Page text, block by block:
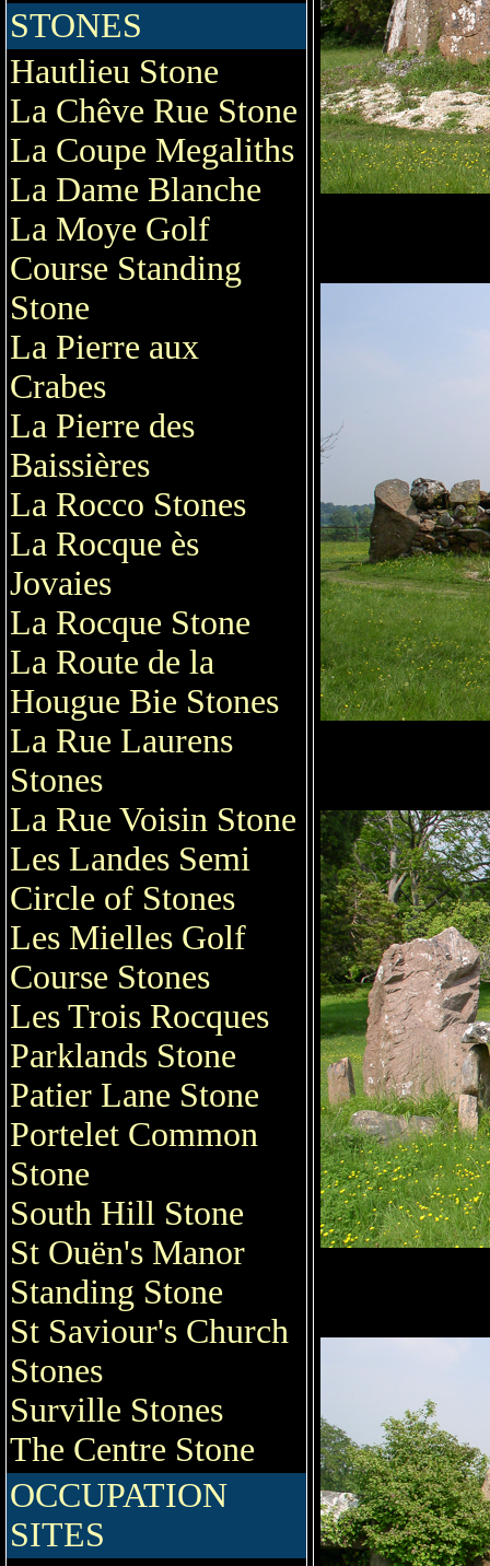
STONES
Hautlieu Stone
La Chêve Rue Stone
La Coupe Megaliths
La Dame Blanche
La Moye Golf
Course Standing
Stone
La Pierre aux
Crabes
La Pierre des
Baissières
La Rocco Stones
La Rocque ès
Jovaies
La Rocque Stone
La Route de la
Hougue Bie Stones
La Rue Laurens
Stones
La Rue Voisin Stone
Les Landes Semi
Circle of Stones
Les Mielles Golf
Course Stones
Les Trois Rocques
Parklands Stone
Patier Lane Stone
Portelet Common
Stone
South Hill Stone
St Ouën's Manor
Standing Stone
St Saviour's Church
Stones
Surville Stones
The Centre Stone
OCCUPATION
SITES